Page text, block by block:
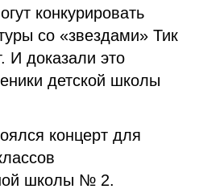
конкурировать
со «звездами» Тик
И доказали это
детской школы
концерт для
школы № 2.